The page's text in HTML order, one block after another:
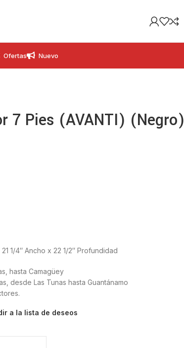
Ofertas Nuevo
7 Pies (AVANTI) (Negro)
1/4″ Ancho x 22 1/2″ Profundidad
hasta Camagüey
desde Las Tunas hasta Guantánamo
a la lista de deseos